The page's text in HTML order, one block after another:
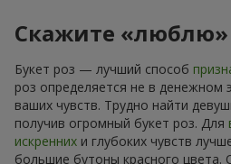
Скажите «люблю»
Букет роз — лучший способ
роз определяется не в денежном
ваших чувств. Трудно найти
получив огромный букет роз. Для
искренних и глубоких чувств
большие бутоны красного